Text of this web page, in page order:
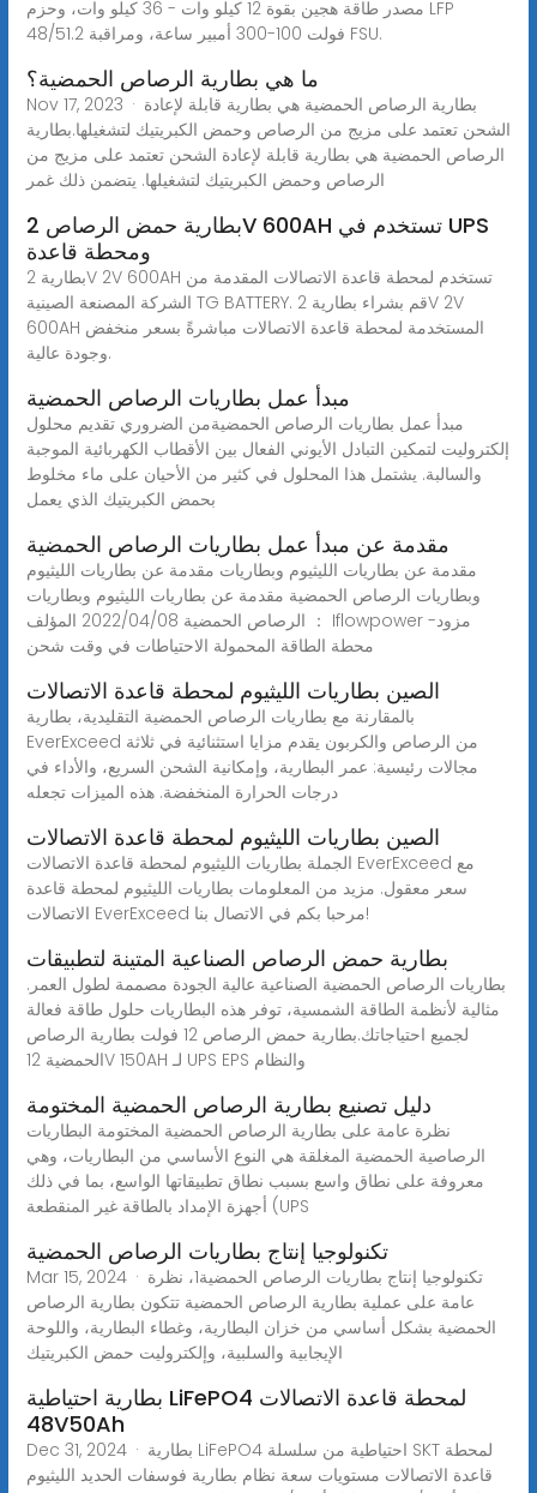
مصدر طاقة هجين بقوة 12 كيلو وات - 36 كيلو وات، وحزم LFP
48/51.2 فولت 100-300 أمبير ساعة، ومراقبة FSU.
ما هي بطارية الرصاص الحمضية؟
Nov 17, 2023 · بطارية الرصاص الحمضية هي بطارية قابلة لإعادة
الشحن تعتمد على مزيج من الرصاص وحمض الكبريتيك لتشغيلها.بطارية
الرصاص الحمضية هي بطارية قابلة لإعادة الشحن تعتمد على مزيج من
الرصاص وحمض الكبريتيك لتشغيلها. يتضمن ذلك غمر
بطارية حمض الرصاص 2V 600AH تستخدم في UPS
ومحطة قاعدة
بطارية 2V 2V 600AH تستخدم لمحطة قاعدة الاتصالات المقدمة من
الشركة المصنعة الصينية TG BATTERY. قم بشراء بطارية 2V 2V
600AH المستخدمة لمحطة قاعدة الاتصالات مباشرةً بسعر منخفض
وجودة عالية.
مبدأ عمل بطاريات الرصاص الحمضية
مبدأ عمل بطاريات الرصاص الحمضيةمن الضروري تقديم محلول
إلكتروليت لتمكين التبادل الأيوني الفعال بين الأقطاب الكهربائية الموجبة
والسالبة. يشتمل هذا المحلول في كثير من الأحيان على ماء مخلوط
بحمض الكبريتيك الذي يعمل
مقدمة عن مبدأ عمل بطاريات الرصاص الحمضية
مقدمة عن بطاريات الليثيوم وبطاريات مقدمة عن بطاريات الليثيوم
وبطاريات الرصاص الحمضية مقدمة عن بطاريات الليثيوم وبطاريات
الرصاص الحمضية 2022/04/08 المؤلف ： Iflowpower -مزود
محطة الطاقة المحمولة الاحتياطات في وقت شحن
الصين بطاريات الليثيوم لمحطة قاعدة الاتصالات
بالمقارنة مع بطاريات الرصاص الحمضية التقليدية، بطارية
EverExceed من الرصاص والكربون يقدم مزايا استثنائية في ثلاثة
مجالات رئيسية: عمر البطارية، وإمكانية الشحن السريع، والأداء في
درجات الحرارة المنخفضة. هذه الميزات تجعله
الصين بطاريات الليثيوم لمحطة قاعدة الاتصالات
الجملة بطاريات الليثيوم لمحطة قاعدة الاتصالات EverExceed مع
سعر معقول. مزيد من المعلومات بطاريات الليثيوم لمحطة قاعدة
الاتصالات EverExceed مرحبا بكم في الاتصال بنا!
بطارية حمض الرصاص الصناعية المتينة لتطبيقات
بطاريات الرصاص الحمضية الصناعية عالية الجودة مصممة لطول العمر.
مثالية لأنظمة الطاقة الشمسية، توفر هذه البطاريات حلول طاقة فعالة
لجميع احتياجاتك.بطارية حمض الرصاص 12 فولت بطارية الرصاص
الحمضية 12V 150AH لـ UPS EPS والنظام
دليل تصنيع بطارية الرصاص الحمضية المختومة
نظرة عامة على بطارية الرصاص الحمضية المختومة البطاريات
الرصاصية الحمضية المغلقة هي النوع الأساسي من البطاريات، وهي
معروفة على نطاق واسع بسبب نطاق تطبيقاتها الواسع، بما في ذلك
أجهزة الإمداد بالطاقة غير المنقطعة (UPS
تكنولوجيا إنتاج بطاريات الرصاص الحمضية
Mar 15, 2024 · تكنولوجيا إنتاج بطاريات الرصاص الحمضية1، نظرة
عامة على عملية بطارية الرصاص الحمضية تتكون بطارية الرصاص
الحمضية بشكل أساسي من خزان البطارية، وغطاء البطارية، واللوحة
الإيجابية والسلبية، وإلكتروليت حمض الكبريتيك
بطارية احتياطية LiFePO4 لمحطة قاعدة الاتصالات
48V50Ah
Dec 31, 2024 · بطارية LiFePO4 احتياطية من سلسلة SKT لمحطة
قاعدة الاتصالات مستويات سعة نظام بطارية فوسفات الحديد الليثيوم